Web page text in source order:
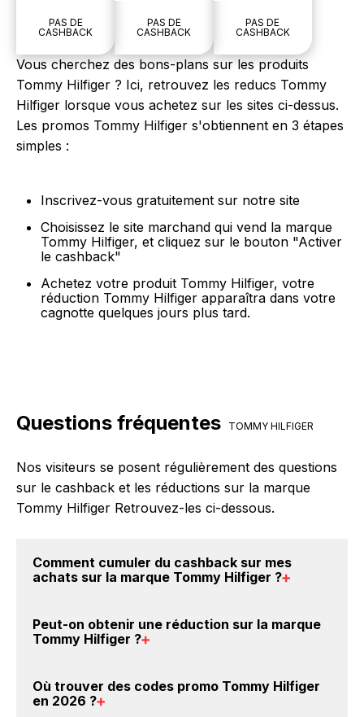
PAS DE
CASHBACK
PAS DE
CASHBACK
PAS DE
CASHBACK
Vous cherchez des bons-plans sur les produits
Tommy Hilfiger ? Ici, retrouvez les reducs Tommy
Hilfiger lorsque vous achetez sur les sites ci-dessus.
Les promos Tommy Hilfiger s'obtiennent en 3 étapes
simples :
Inscrivez-vous gratuitement sur notre site
Choisissez le site marchand qui vend la marque
Tommy Hilfiger, et cliquez sur le bouton "Activer
le cashback"
Achetez votre produit Tommy Hilfiger, votre
réduction Tommy Hilfiger apparaîtra dans votre
cagnotte quelques jours plus tard.
Questions fréquentes TOMMY HILFIGER
Nos visiteurs se posent régulièrement des questions
sur le cashback et les réductions sur la marque
Tommy Hilfiger Retrouvez-les ci-dessous.
Comment cumuler du cashback sur mes
achats sur la marque Tommy Hilfiger ?
Tommy Hilfiger : Créez votre compte sur
BackBackBack et cliquez sur le bouton Activer le
apparaître le cashback dans votre cagnotte au plus
Peut-on obtenir une réduction sur la marque
Tommy Hilfiger ?
crédités sur votre cagnotte BackBackBack lorsque
Où trouver des codes promo Tommy Hilfiger
en 2026 ?